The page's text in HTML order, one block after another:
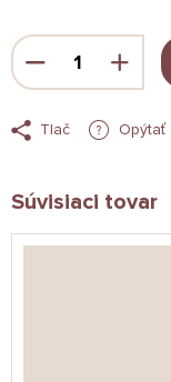
Tlač Opýtať
Súvisiaci tovar